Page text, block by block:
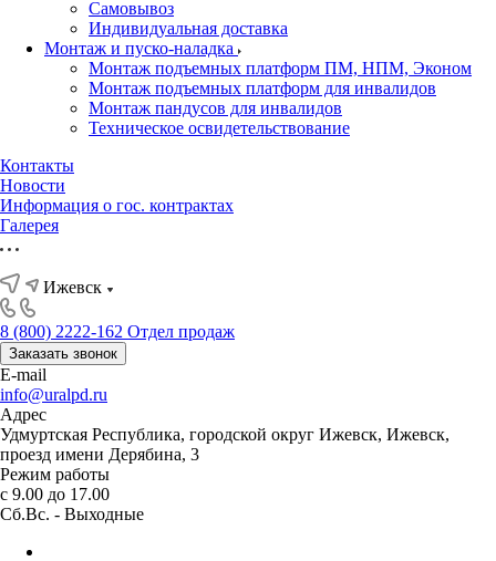
Самовывоз
Индивидуальная доставка
Монтаж и пуско-наладка
Монтаж подъемных платформ ПМ, НПМ, Эконом
Монтаж подъемных платформ для инвалидов
Монтаж пандусов для инвалидов
Техническое освидетельствование
Контакты
Новости
Информация о гос. контрактах
Галерея
Ижевск
8 (800) 2222-162 Отдел продаж
Заказать звонок
E-mail
info@uralpd.ru
Адрес
Удмуртская Республика, городской округ Ижевск, Ижевск,
проезд имени Дерябина, 3
Режим работы
с 9.00 до 17.00
Сб.Вс. - Выходные